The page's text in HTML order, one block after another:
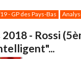
- GP des Pays-Bas
2018 - Rossi